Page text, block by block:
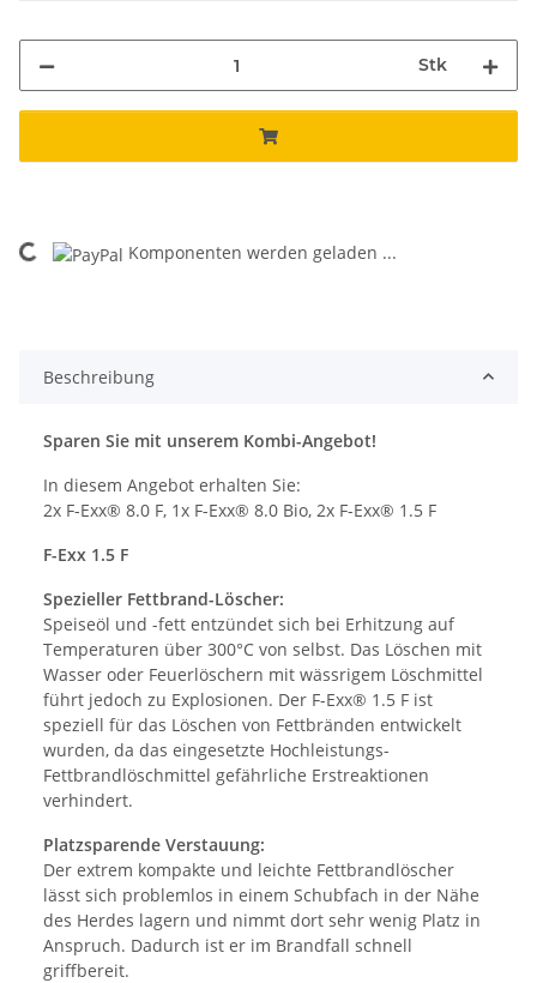
Stk
Komponenten werden geladen ...
Beschreibung
Sparen Sie mit unserem Kombi-Angebot!
In diesem Angebot erhalten Sie:
2x F-Exx® 8.0 F, 1x F-Exx® 8.0 Bio, 2x F-Exx® 1.5 F
F-Exx 1.5 F
Spezieller Fettbrand-Löscher:
Speiseöl und -fett entzündet sich bei Erhitzung auf
Temperaturen über 300°C von selbst. Das Löschen mit
Wasser oder Feuerlöschern mit wässrigem Löschmittel
führt jedoch zu Explosionen. Der F-Exx® 1.5 F ist
speziell für das Löschen von Fettbränden entwickelt
wurden, da das eingesetzte Hochleistungs-
Fettbrandlöschmittel gefährliche Erstreaktionen
verhindert.
Platzsparende Verstauung:
Der extrem kompakte und leichte Fettbrandlöscher
lässt sich problemlos in einem Schubfach in der Nähe
des Herdes lagern und nimmt dort sehr wenig Platz in
Anspruch. Dadurch ist er im Brandfall schnell
griffbereit.